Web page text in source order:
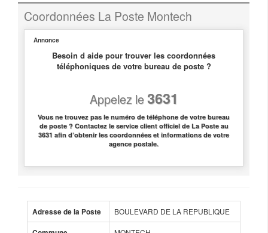
Coordonnées La Poste Montech
Annonce
Besoin d aide pour trouver les coordonnées
téléphoniques de votre bureau de poste ?
Appelez le3631
Vous ne trouvez pas le numéro de téléphone de votre bureau
de poste ? Contactez le service client officiel de La Poste au
3631 afin d’obtenir les coordonnées et informations de votre
agence postale.
Adresse de la Poste BOULEVARD DE LA REPUBLIQUE